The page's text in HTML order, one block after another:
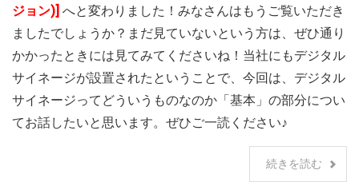
ジョン)] へと変わりました！みなさんはもうご覧いただき
ましたでしょうか？まだ見ていないという方は、ぜひ通り
かかったときには見てみてくださいね！当社にもデジタル
サイネージが設置されたということで、今回は、デジタル
サイネージってどういうものなのか「基本」の部分につい
てお話したいと思います。ぜひご一読ください♪
続きを読む